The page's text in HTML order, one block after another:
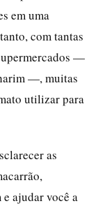
em uma
com tantas
—
—, muitas
utilizar para
as
ajudar você a